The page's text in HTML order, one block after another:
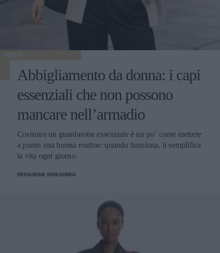
MODA
Abbigliamento da donna: i capi
essenziali che non possono
mancare nell’armadio
Costruire un guardaroba essenziale è un po’ come mettere
a punto una buona routine: quando funziona, ti semplifica
la vita ogni giorno.
REDAZIONE DIREDONNA